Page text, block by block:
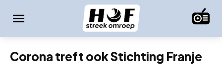
Corona treft ook Stichting Franje